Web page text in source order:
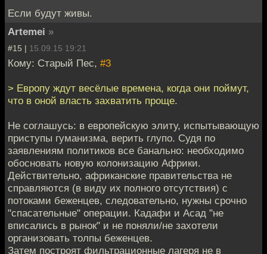
Если будут живы.
Artemei »
#15 | 15.09.15 19:21
Кому: Старый Пес, #3
> Европу ждут весёлые времена, когда они поймут,
что в оной власть захватить проще.
Не соглашусь: в европейскую элиту, испытывающую
приступы гуманизма, верить глупо. Судя по
заявлениям политиков все банально: необходимо
обосновать новую колонизацию Африки.
Действительно, африканские правительства не
справляются (в виду их полного отсутствия) с
потоками беженцев, следовательно, нужны срочно
"спасательные" операции. Кадафи и Асад "не
вписались в рынок" и не поняли/не захотели
организовать толпы беженцев.
Затем построят фильтрационные лагеря не в